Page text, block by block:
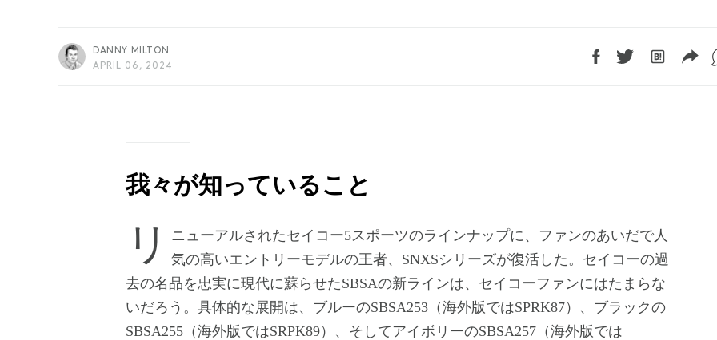
DANNY MILTON
APRIL 06, 2024
我々が知っていること
リニューアルされたセイコー5スポーツのラインナップに、ファンのあいだで人
気の高いエントリーモデルの王者、SNXSシリーズが復活した。セイコーの過
去の名品を忠実に現代に蘇らせたSBSAの新ラインは、セイコーファンにはたまらな
いだろう。具体的な展開は、ブルーのSBSA253（海外版ではSPRK87）、ブラックの
SBSA255（海外版ではSRPK89）、そしてアイボリーのSBSA257（海外版では